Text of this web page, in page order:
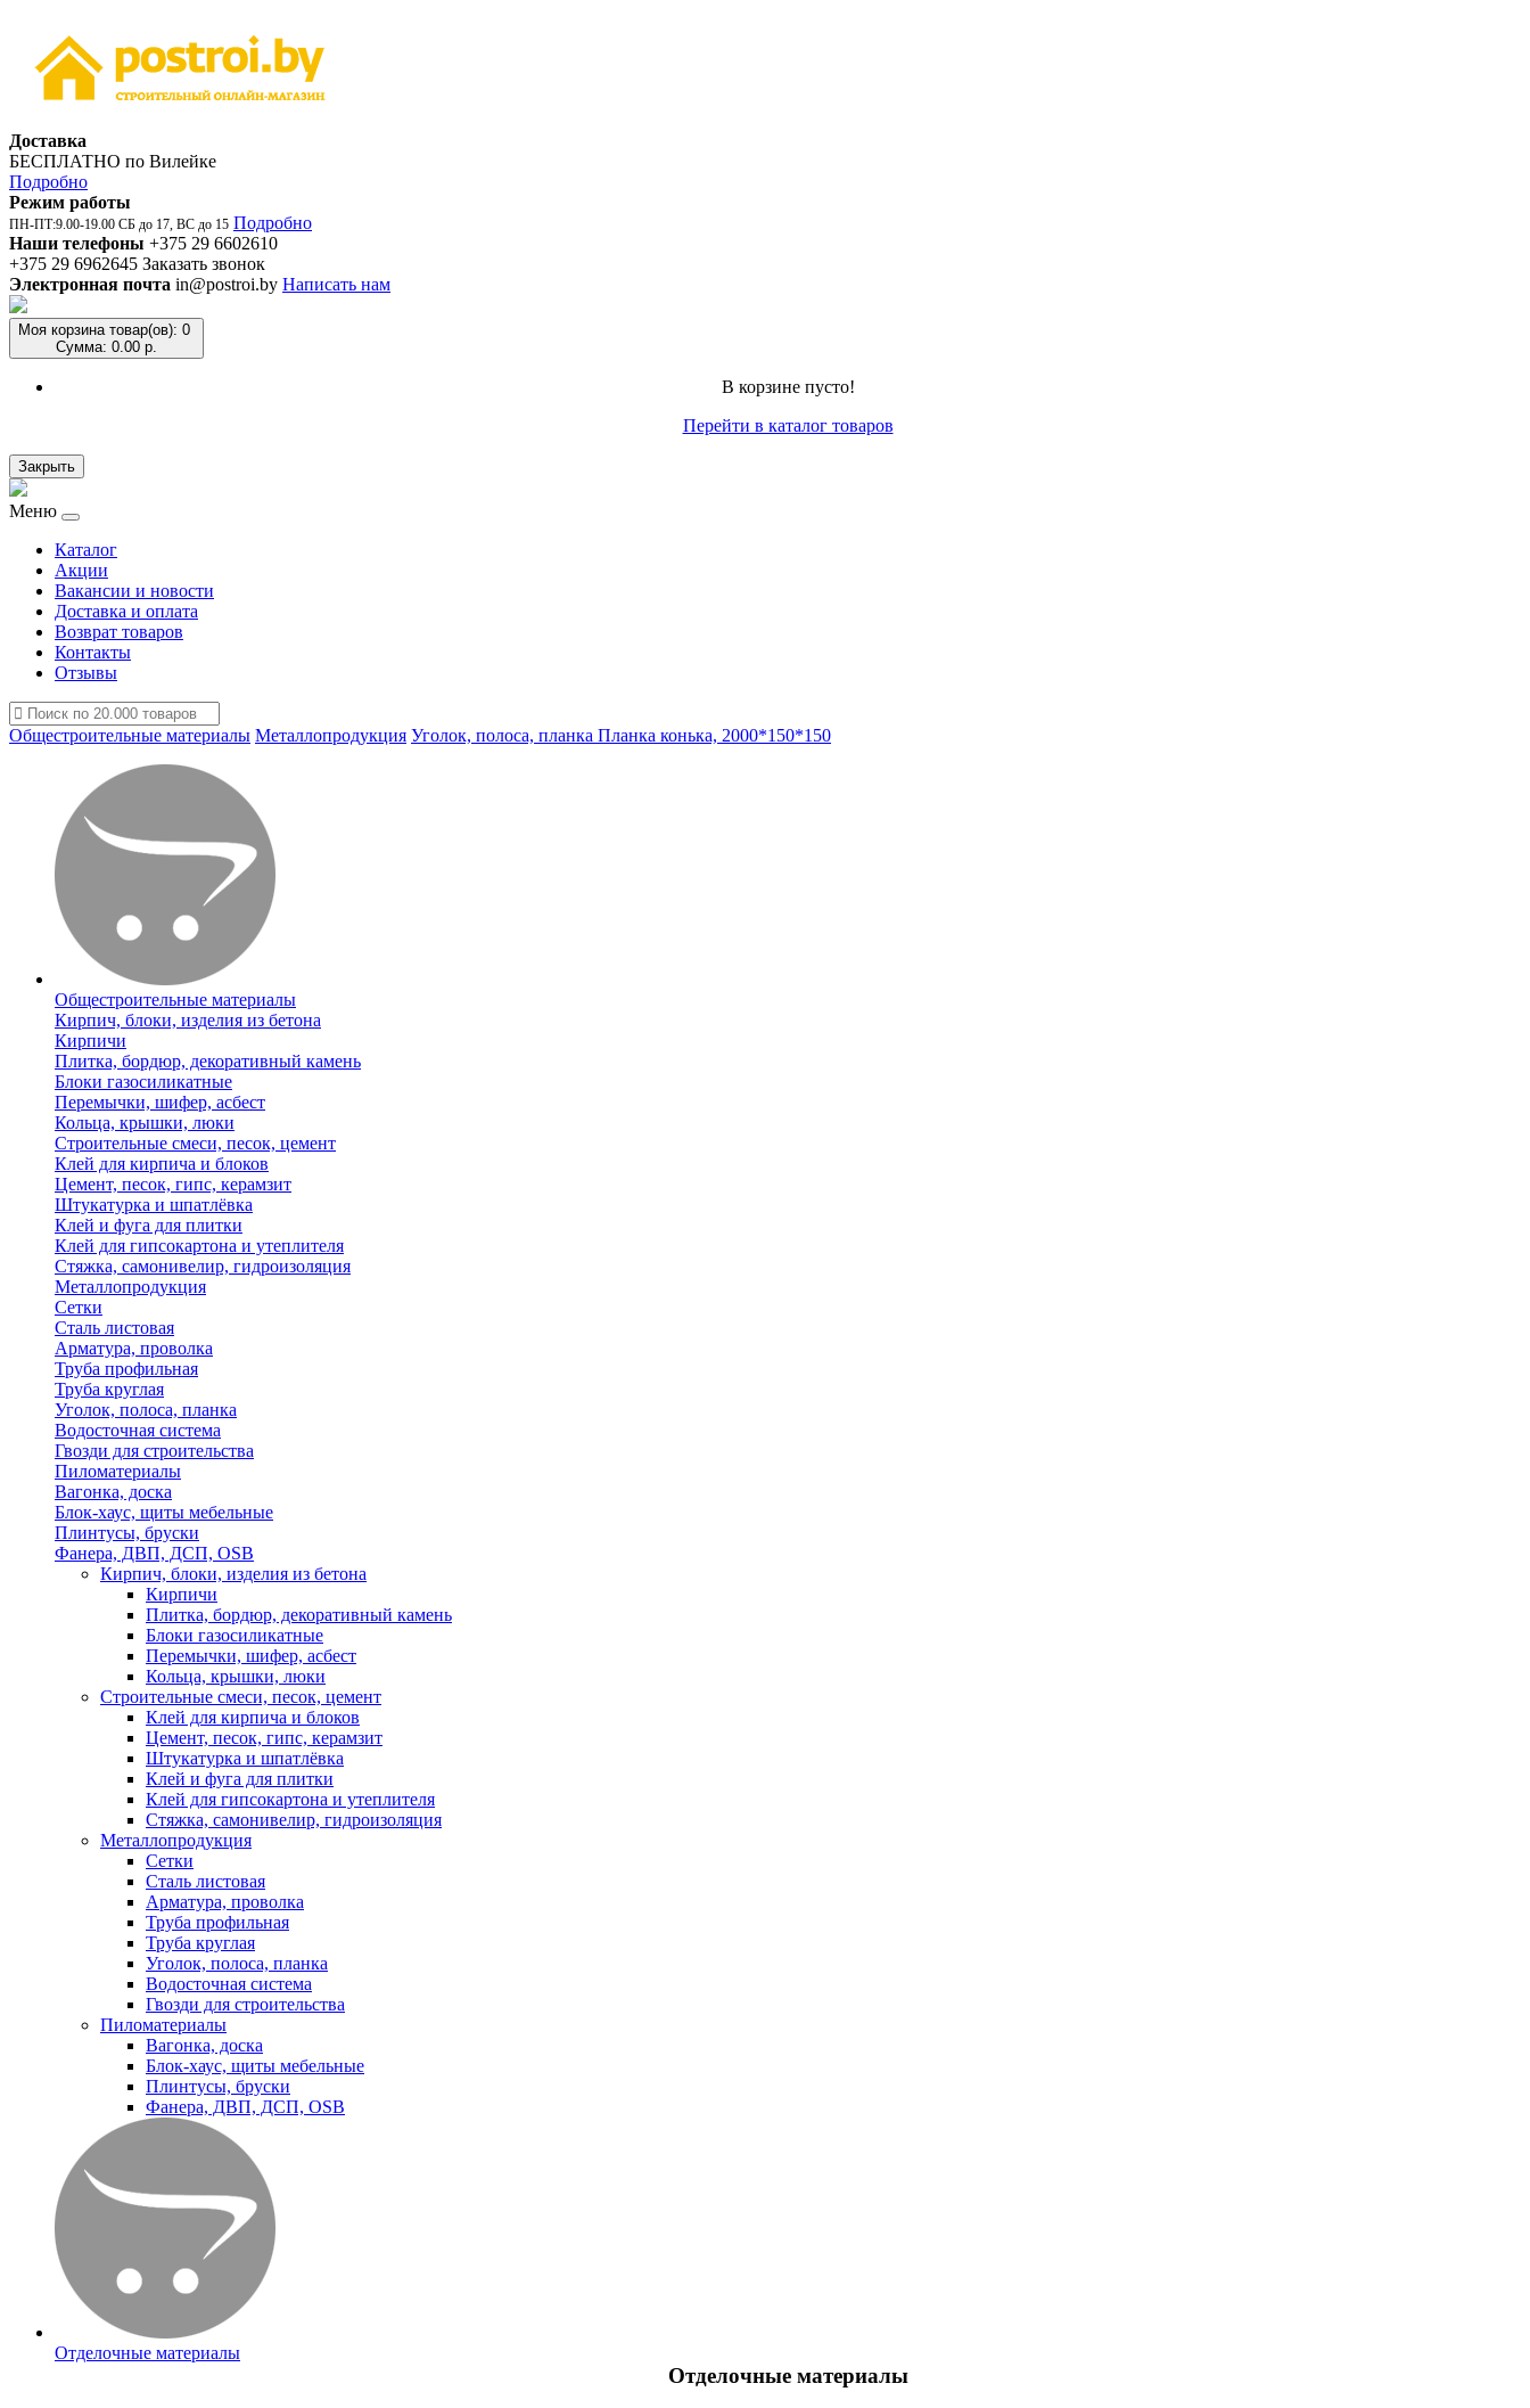
Доставка
БЕСПЛАТНО по Вилейке
Подробно
Режим работы
ПН-ПТ:9.00-19.00 СБ до 17, ВС до 15 Подробно
Наши телефоны +375 29 6602610
+375 29 6962645 Заказать звонок
Электронная почта in@postroi.by Написать нам
Моя корзина товар(ов): 0
Сумма: 0.00 р.
В корзине пусто!
Перейти в каталог товаров
Закрыть
Меню
Каталог
Акции
Вакансии и новости
Доставка и оплата
Возврат товаров
Контакты
Отзывы
Общестроительные материалы Металлопродукция Уголок, полоса, планка Планка конька, 2000*150*150
Общестроительные материалы
Кирпич, блоки, изделия из бетона
Кирпичи
Плитка, бордюр, декоративный камень
Блоки газосиликатные
Перемычки, шифер, асбест
Кольца, крышки, люки
Строительные смеси, песок, цемент
Клей для кирпича и блоков
Цемент, песок, гипс, керамзит
Штукатурка и шпатлёвка
Клей и фуга для плитки
Клей для гипсокартона и утеплителя
Стяжка, самонивелир, гидроизоляция
Металлопродукция
Сетки
Сталь листовая
Арматура, проволка
Труба профильная
Труба круглая
Уголок, полоса, планка
Водосточная система
Гвозди для строительства
Пиломатериалы
Вагонка, доска
Блок-хаус, щиты мебельные
Плинтусы, бруски
Фанера, ДВП, ДСП, OSB
Кирпич, блоки, изделия из бетона
Кирпичи
Плитка, бордюр, декоративный камень
Блоки газосиликатные
Перемычки, шифер, асбест
Кольца, крышки, люки
Строительные смеси, песок, цемент
Клей для кирпича и блоков
Цемент, песок, гипс, керамзит
Штукатурка и шпатлёвка
Клей и фуга для плитки
Клей для гипсокартона и утеплителя
Стяжка, самонивелир, гидроизоляция
Металлопродукция
Сетки
Сталь листовая
Арматура, проволка
Труба профильная
Труба круглая
Уголок, полоса, планка
Водосточная система
Гвозди для строительства
Пиломатериалы
Вагонка, доска
Блок-хаус, щиты мебельные
Плинтусы, бруски
Фанера, ДВП, ДСП, OSB
Отделочные материалы
Отделочные материалы